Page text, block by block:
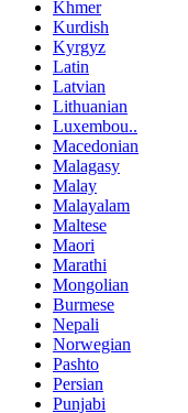
Khmer
Kurdish
Kyrgyz
Latin
Latvian
Lithuanian
Luxembou..
Macedonian
Malagasy
Malay
Malayalam
Maltese
Maori
Marathi
Mongolian
Burmese
Nepali
Norwegian
Pashto
Persian
Punjabi